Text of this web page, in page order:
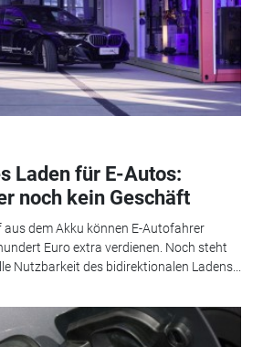
Laden für E-Autos:
noch kein Geschäft
dem Akku können E-Autofahrer
Euro extra verdienen. Noch steht
Nutzbarkeit des bidirektionalen Ladens...